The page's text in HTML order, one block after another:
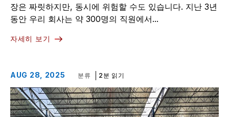
장은 짜릿하지만, 동시에 위험할 수도 있습니다. 지난 3년
동안 우리 회사는 약 300명의 직원에서...
자세히 보기
AUG 28, 2025 분류 2분 읽기